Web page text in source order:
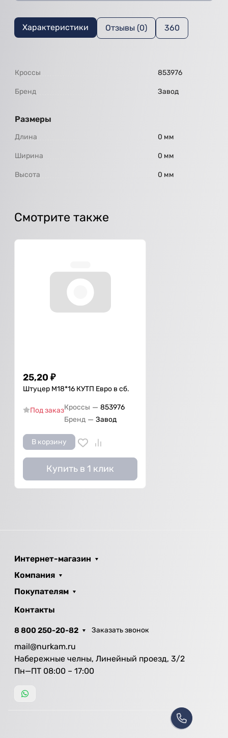
Характеристики Отзывы (0) 360
Кроссы 853976
Бренд Завод
Размеры
Длина 0 мм
Ширина 0 мм
Высота 0 мм
Смотрите также
25,20 ₽
Штуцер М18*16 КУТП Евро в сб.
Под заказКроссы — 853976
Бренд — Завод
В корзину
Купить в 1 клик
Интернет-магазин
Компания
Покупателям
Контакты
8 800 250-20-82 Заказать звонок
mail@nurkam.ru
Набережные челны, Линейный проезд, 3/2
Пн—ПТ 08:00 – 17:00